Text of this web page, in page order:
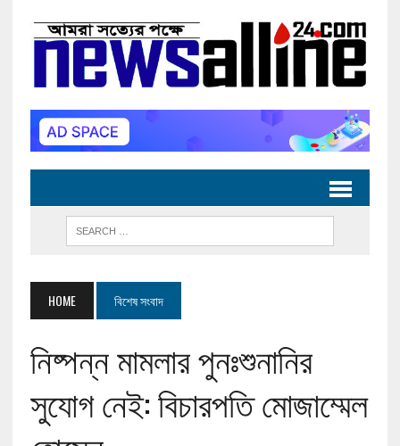
HOME বিশেষ সংবাদ
নিষ্পন্ন মামলার পুনঃশুনানির
সুযোগ নেই: বিচারপতি মোজাম্মেল